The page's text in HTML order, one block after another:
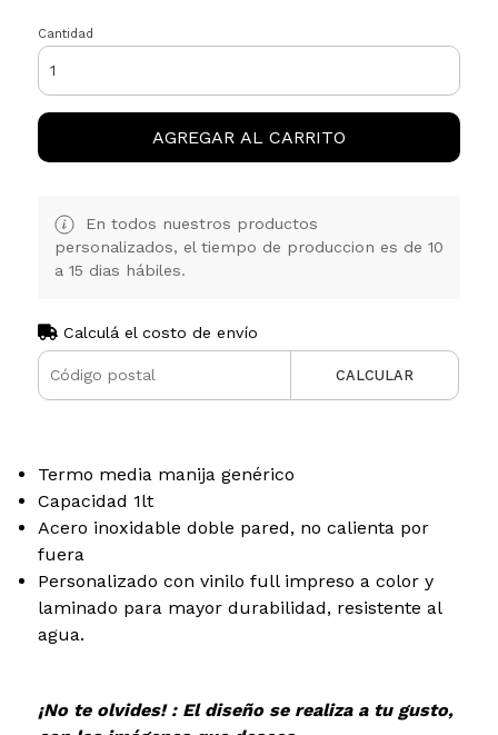
Cantidad
AGREGAR AL CARRITO
En todos nuestros productos
personalizados, el tiempo de produccion es de 10
a 15 dias hábiles.
Calculá el costo de envío
CALCULAR
Termo media manija genérico
Capacidad 1lt
Acero inoxidable doble pared, no calienta por
fuera
Personalizado con vinilo full impreso a color y
laminado para mayor durabilidad, resistente al
agua.
¡No te olvides! : El diseño se realiza a tu gusto,